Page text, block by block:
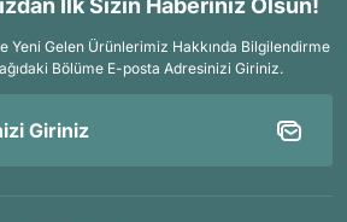
İlk Sizin Haberiniz Olsun!
Yeni Gelen Ürünlerimiz Hakkında Bilgilendirme
Bölüme E-posta Adresinizi Giriniz.